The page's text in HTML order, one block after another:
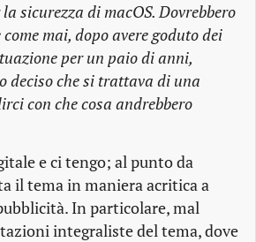
sicurezza di macOS. Dovrebbero
mai, dopo avere goduto dei
per un paio di anni,
deciso che si trattava di una
con che cosa andrebbero
e ci tengo; al punto da
il tema in maniera acritica a
In particolare, mal
integraliste del tema, dove